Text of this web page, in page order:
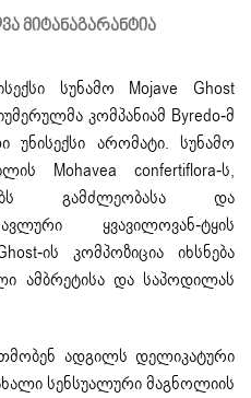
ᲛᲘᲢᲐᲜᲐᲒᲐᲠᲐᲜᲢᲘᲐ
სუნამო Mojave Ghost
კომპანიამ Byredo-მ
არომატი. სუნამო
Mohavea confertiflora-ს,
გამძლეობასა და
ყვავილოვან-ტყის
ის კომპოზიცია იხსნება
ამბრეტისა და საპოდილას
ადგილს დელიკატური
სენსუალური მაგნოლიის